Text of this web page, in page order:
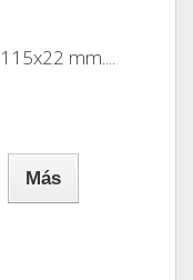
mm....
Más